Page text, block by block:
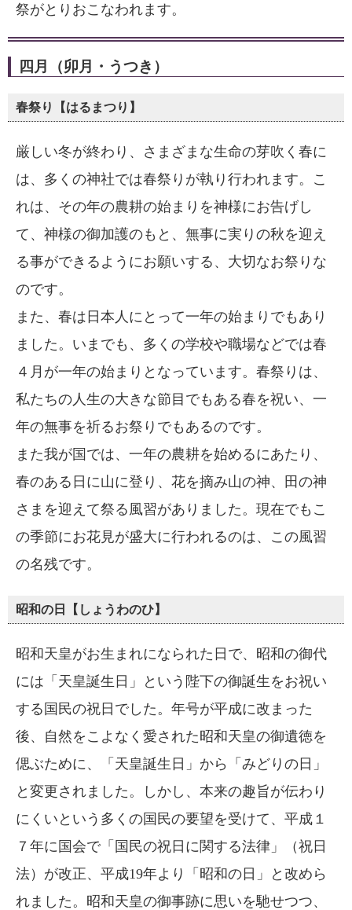
祭がとりおこなわれます。
四月（卯月・うつき）
春祭り【はるまつり】
厳しい冬が終わり、さまざまな生命の芽吹く春に
は、多くの神社では春祭りが執り行われます。こ
れは、その年の農耕の始まりを神様にお告げし
て、神様の御加護のもと、無事に実りの秋を迎え
る事ができるようにお願いする、大切なお祭りな
のです。
また、春は日本人にとって一年の始まりでもあり
ました。いまでも、多くの学校や職場などでは春
４月が一年の始まりとなっています。春祭りは、
私たちの人生の大きな節目でもある春を祝い、一
年の無事を祈るお祭りでもあるのです。
また我が国では、一年の農耕を始めるにあたり、
春のある日に山に登り、花を摘み山の神、田の神
さまを迎えて祭る風習がありました。現在でもこ
の季節にお花見が盛大に行われるのは、この風習
の名残です。
昭和の日【しょうわのひ】
昭和天皇がお生まれになられた日で、昭和の御代
には「天皇誕生日」という陛下の御誕生をお祝い
する国民の祝日でした。年号が平成に改まった
後、自然をこよなく愛された昭和天皇の御遺徳を
偲ぶために、「天皇誕生日」から「みどりの日」
と変更されました。しかし、本来の趣旨が伝わり
にくいという多くの国民の要望を受けて、平成１
７年に国会で「国民の祝日に関する法律」（祝日
法）が改正、平成19年より「昭和の日」と改めら
れました。昭和天皇の御事跡に思いを馳せつつ、